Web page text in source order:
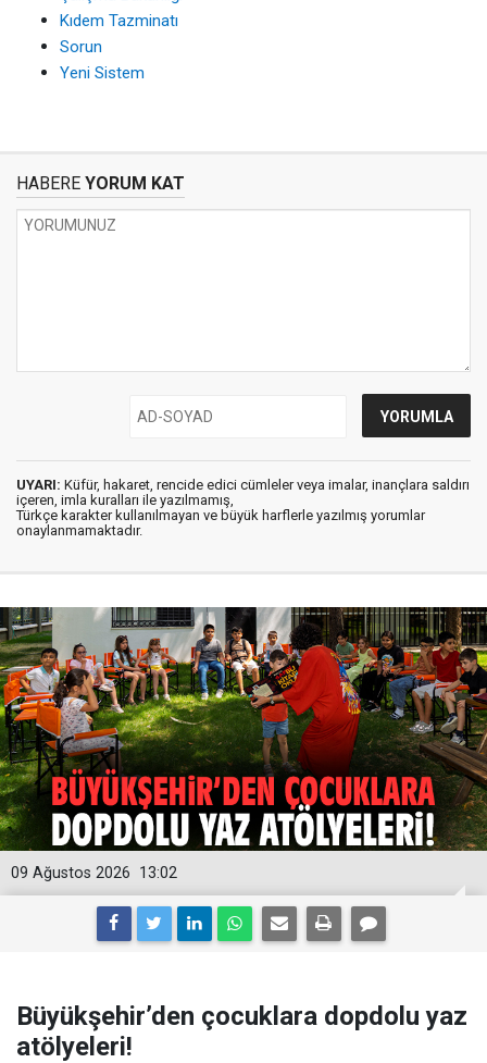
Kıdem Tazminatı
Sorun
Yeni Sistem
HABERE YORUM KAT
UYARI: Küfür, hakaret, rencide edici cümleler veya imalar, inançlara saldırı
içeren, imla kuralları ile yazılmamış,
Türkçe karakter kullanılmayan ve büyük harflerle yazılmış yorumlar
onaylanmamaktadır.
13:02
09 Ağustos 2026
Büyükşehir’den çocuklara dopdolu yaz
atölyeleri!